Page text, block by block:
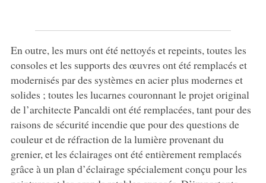
En outre, les murs ont été nettoyés et repeints, toutes les
consoles et les supports des œuvres ont été remplacés et
modernisés par des systèmes en acier plus modernes et
solides ; toutes les lucarnes couronnant le projet original
de l’architecte Pancaldi ont été remplacées, tant pour des
raisons de sécurité incendie que pour des questions de
couleur et de réfraction de la lumière provenant du
grenier, et les éclairages ont été entièrement remplacés
grâce à un plan d’éclairage spécialement conçu pour les